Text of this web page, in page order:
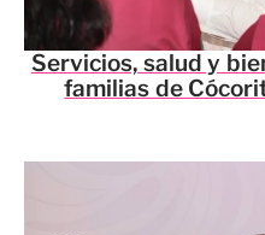
Servicios, salud y
familias de